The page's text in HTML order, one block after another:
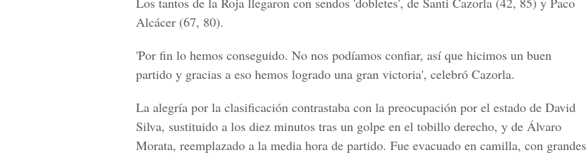
Alcácer (67, 80).
'Por fin lo hemos conseguido. No nos podíamos confiar, así que hicimos un buen
partido y gracias a eso hemos logrado una gran victoria', celebró Cazorla.
La alegría por la clasificación contrastaba con la preocupación por el estado de David
Silva, sustituido a los diez minutos tras un golpe en el tobillo derecho, y de Álvaro
Morata, reemplazado a la media hora de partido. Fue evacuado en camilla, con grandes